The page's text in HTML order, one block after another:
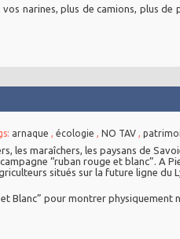
narines, plus de camions, plus de
arnaque écologie NO TAV,
les maraîchers, les paysans de
“ruban rouge et blanc”. A
situés sur la future ligne
Blanc” pour montrer physiquement